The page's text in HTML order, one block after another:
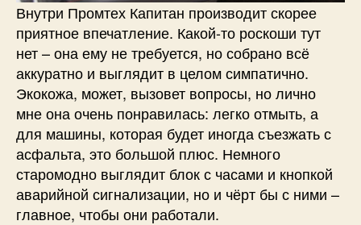
Внутри Промтех Капитан производит скорее
приятное впечатление. Какой-то роскоши тут
нет – она ему не требуется, но собрано всё
аккуратно и выглядит в целом симпатично.
Экокожа, может, вызовет вопросы, но лично
мне она очень понравилась: легко отмыть, а
для машины, которая будет иногда съезжать с
асфальта, это большой плюс. Немного
старомодно выглядит блок с часами и кнопкой
аварийной сигнализации, но и чёрт бы с ними –
главное, чтобы они работали.